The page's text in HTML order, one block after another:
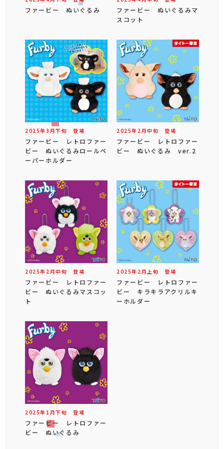
ファービー ぬいぐるみ
ファービー ぬいぐるみマ
スコット
2025年3 月下旬 登場
ファービー レトロファー
ビー ぬいぐるみロールペ
ーパーホルダー
2025年 2 月中旬 登場
ファービー レトロファー
ビー ぬいぐるみ ver.2
2025年 2 月中旬 登場
ファービー レトロファー
ビー ぬいぐるみマスコッ
ト
2025年 2 月 上旬 登場
ファービー レトロファー
ビー キラキラアクリルキ
ーホルダー
2025年 1 月下旬 登場
ファービー レトロファー
ビー ぬいぐるみ